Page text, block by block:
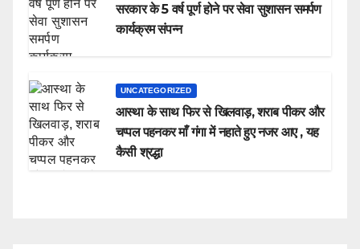
सरकार के 5 वर्ष पूर्ण होने पर सेवा सुशासन समर्पण
कार्यक्रम संपन्न
UNCATEGORIZED
आस्था के साथ फिर से खिलवाड़, शराब पीकर और
चप्पल पहनकर माँ गंगा में नहाते हुए नजर आए , यह
कैसी श्रद्धा